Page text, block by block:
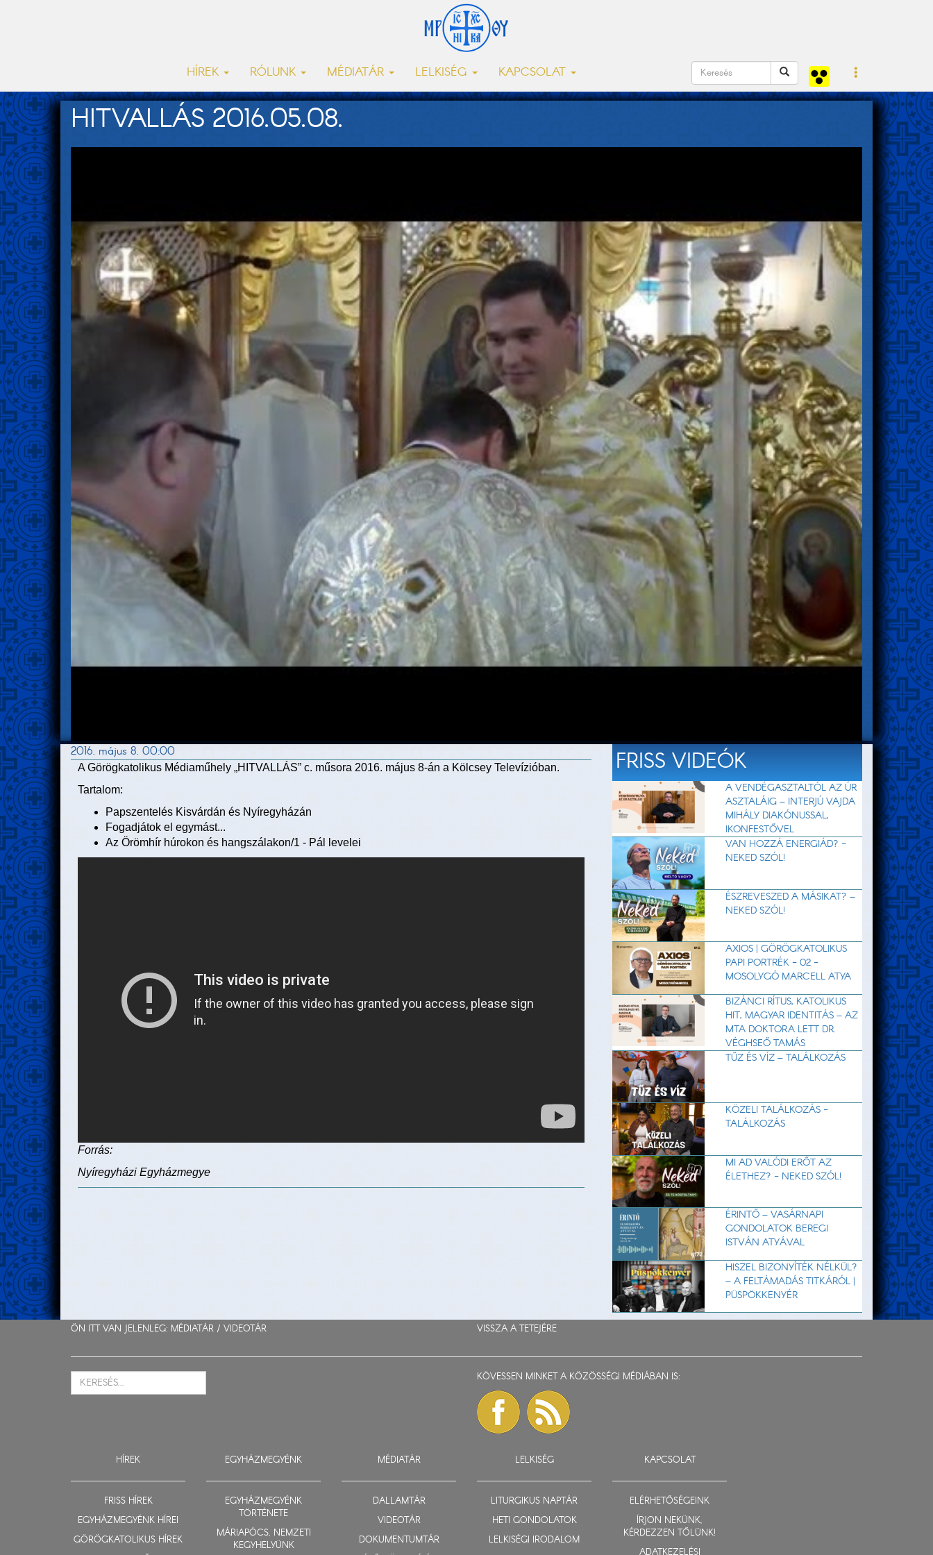
HÍREK RÓLUNK MÉDIATÁR LELKISÉG KAPCSOLAT
HITVALLÁS 2016.05.08.
2016. május 8. 00:00
A Görögkatolikus Médiaműhely „HITVALLÁS” c. műsora 2016. május 8-án a Kölcsey Televízióban.
Tartalom:
Papszentelés Kisvárdán és Nyíregyházán
Fogadjátok el egymást...
Az Örömhír húrokon és hangszálakon/1 - Pál levelei
Forrás:
Nyíregyházi Egyházmegye
FRISS VIDEÓK
A VENDÉGASZTALTÓL AZ ÚR
ASZTALÁIG – INTERJÚ VAJDA
MIHÁLY DIAKÓNUSSAL,
IKONFESTŐVEL
VAN HOZZÁ ENERGIÁD? -
NEKED SZÓL!
ÉSZREVESZED A MÁSIKAT? –
NEKED SZÓL!
AXIOS | GÖRÖGKATOLIKUS
PAPI PORTRÉK - 02 -
MOSOLYGÓ MARCELL ATYA
BIZÁNCI RÍTUS, KATOLIKUS
HIT, MAGYAR IDENTITÁS – AZ
MTA DOKTORA LETT DR.
VÉGHSEŐ TAMÁS
TŰZ ÉS VÍZ – TALÁLKOZÁS
KÖZELI TALÁLKOZÁS -
TALÁLKOZÁS
MI AD VALÓDI ERŐT AZ
ÉLETHEZ? - NEKED SZÓL!
ÉRINTŐ – VASÁRNAPI
GONDOLATOK BEREGI
ISTVÁN ATYÁVAL
HISZEL BIZONYÍTÉK NÉLKÜL?
– A FELTÁMADÁS TITKÁRÓL |
PÜSPÖKKENYÉR
ÖN ITT VAN JELENLEG: MÉDIATÁR / VIDEOTÁR VISSZA A TETEJÉRE
KÖVESSEN MINKET A KÖZÖSSÉGI MÉDIÁBAN IS:
HÍREK
FRISS HÍREK
EGYHÁZMEGYÉNK HÍREI
GÖRÖGKATOLIKUS HÍREK
EGYHÁZMEGYÉNK
EGYHÁZMEGYÉNK
TÖRTÉNETE
MÁRIAPÓCS, NEMZETI
KEGYHELYÜNK
MÉDIATÁR
DALLAMTÁR
VIDEOTÁR
DOKUMENTUMTÁR
LELKISÉG
LITURGIKUS NAPTÁR
HETI GONDOLATOK
LELKISÉGI IRODALOM
KAPCSOLAT
ELÉRHETŐSÉGEINK
ÍRJON NEKÜNK,
KÉRDEZZEN TŐLÜNK!